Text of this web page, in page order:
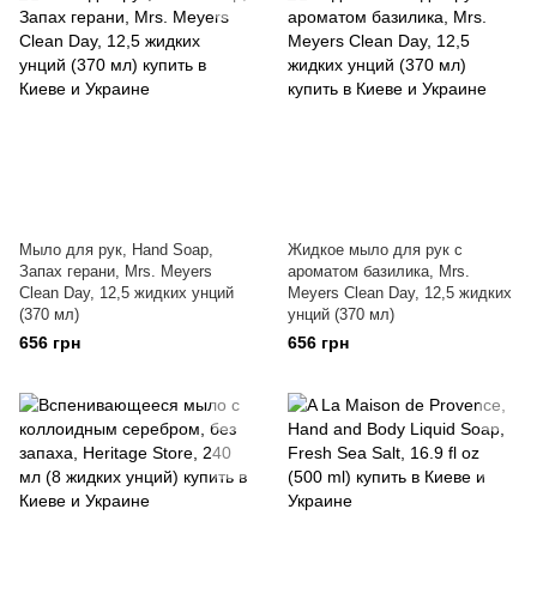
Мыло для рук, Hand Soap,
Запах герани, Mrs. Meyers
Clean Day, 12,5 жидких унций
(370 мл)
656 грн
Жидкое мыло для рук с
ароматом базилика, Mrs.
Meyers Clean Day, 12,5 жидких
унций (370 мл)
656 грн